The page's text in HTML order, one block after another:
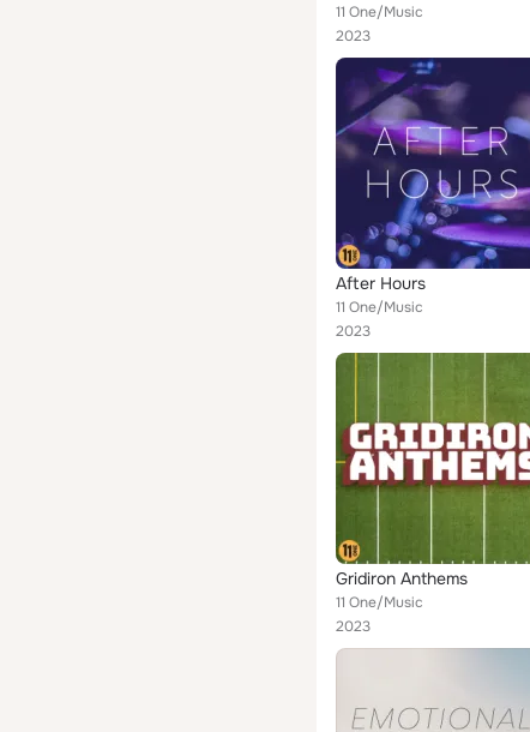
11 One/Music
2023
After Hours
11 One/Music
2023
Gridiron Anthems
11 One/Music
2023